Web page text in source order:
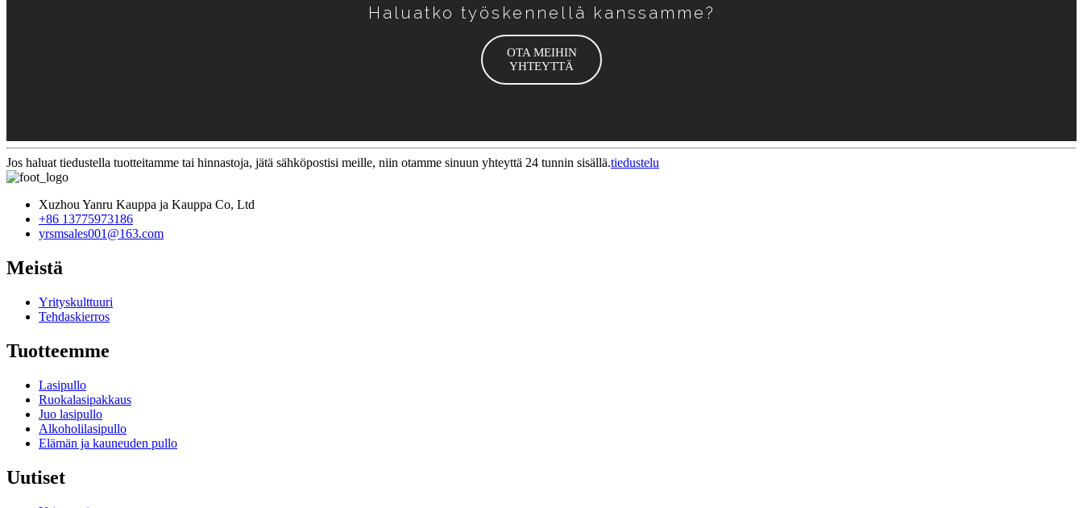
Haluatko työskennellä kanssamme?
OTA MEIHIN
YHTEYTTÄ
Jos haluat tiedustella tuotteitamme tai hinnastoja, jätä sähköpostisi meille, niin otamme sinuun yhteyttä 24 tunnin sisällä.tiedustelu
Xuzhou Yanru Kauppa ja Kauppa Co, Ltd
+86 13775973186
yrsmsales001@163.com
Meistä
Yrityskulttuuri
Tehdaskierros
Tuotteemme
Lasipullo
Ruokalasipakkaus
Juo lasipullo
Alkoholilasipullo
Elämän ja kauneuden pullo
Uutiset